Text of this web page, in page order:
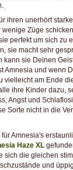
ihren unerhört
Züge
perfekt um sich zu
sie macht sehr
kann sie Deinen
Amnesia und wenn
vielleicht am Ende
ihre Kinder dazu,
Angst und
Sorte nicht in die
Amnesia's
Haze XL
sich die gleichen
und